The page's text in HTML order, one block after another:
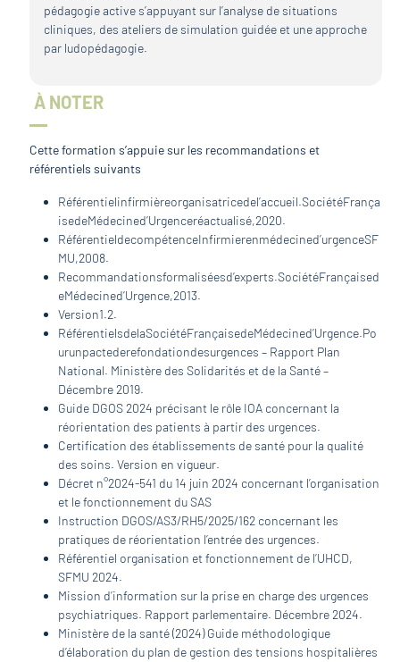
pédagogie active s’appuyant sur l’analyse de situations
cliniques, des ateliers de simulation guidée et une approche
par ludopédagogie.
À NOTER
Cette formation s’appuie sur les recommandations et
référentiels suivants
Référentielinfirmièreorganisatricedel’accueil.SociétéFrança
isedeMédecined’Urgenceréactualisé,2020.
RéférentieldecompétenceInfirmierenmédecined’urgenceSF
MU,2008.
Recommandationsformaliséesd’experts.SociétéFrançaised
eMédecined’Urgence,2013.
Version1.2.
RéférentielsdelaSociétéFrançaisedeMédecined’Urgence.Po
urunpactederefondationdesurgences – Rapport Plan
National. Ministère des Solidarités et de la Santé –
Décembre 2019.
Guide DGOS 2024 précisant le rôle IOA concernant la
réorientation des patients à partir des urgences.
Certification des établissements de santé pour la qualité
des soins. Version en vigueur.
Décret n°2024-541 du 14 juin 2024 concernant l’organisation
et le fonctionnement du SAS
Instruction DGOS/AS3/RH5/2025/162 concernant les
pratiques de réorientation l’entrée des urgences.
Référentiel organisation et fonctionnement de l’UHCD,
SFMU 2024.
Mission d’information sur la prise en charge des urgences
psychiatriques. Rapport parlementaire. Décembre 2024.
Ministère de la santé (2024) Guide méthodologique
d’élaboration du plan de gestion des tensions hospitalières